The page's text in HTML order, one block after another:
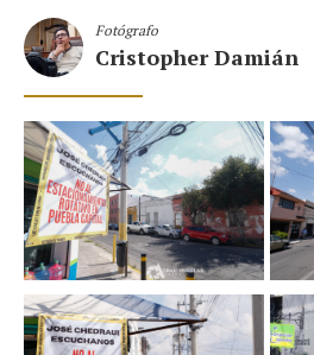
Fotógrafo
Cristopher Damián